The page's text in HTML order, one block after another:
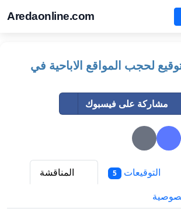
Aredaonline.com
لحجب المواقع الاباحية في
مشاركة على فيسبوك
التوقيعات 5
المناقشة